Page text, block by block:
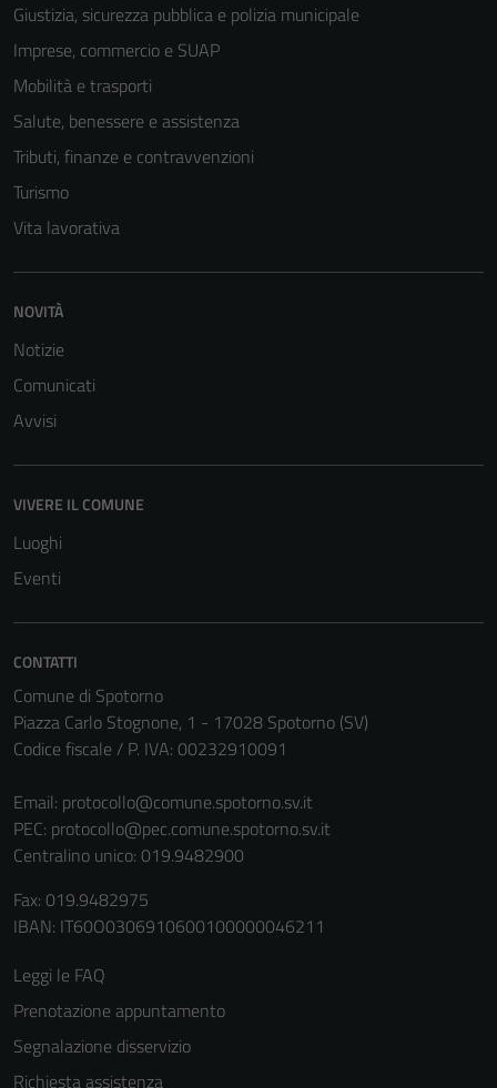
Giustizia, sicurezza pubblica e polizia municipale
Imprese, commercio e SUAP
Mobilità e trasporti
Salute, benessere e assistenza
Tributi, finanze e contravvenzioni
Turismo
Vita lavorativa
NOVITÀ
Notizie
Comunicati
Avvisi
VIVERE IL COMUNE
Luoghi
Eventi
CONTATTI
Comune di Spotorno
Piazza Carlo Stognone, 1 - 17028 Spotorno (SV)
Codice fiscale / P. IVA: 00232910091
Email: protocollo@comune.spotorno.sv.it
PEC: protocollo@pec.comune.spotorno.sv.it
Centralino unico: 019.9482900
Fax: 019.9482975
IBAN: IT60O0306910600100000046211
Leggi le FAQ
Prenotazione appuntamento
Segnalazione disservizio
Richiesta assistenza
essere